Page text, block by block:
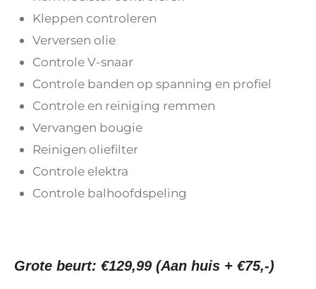
Kleppen controleren
Verversen olie
Controle V-snaar
Controle banden op spanning en profiel
Controle en reiniging remmen
Vervangen bougie
Reinigen oliefilter
Controle elektra
Controle balhoofdspeling
Grote beurt: €129,99 (Aan huis + €75,-)